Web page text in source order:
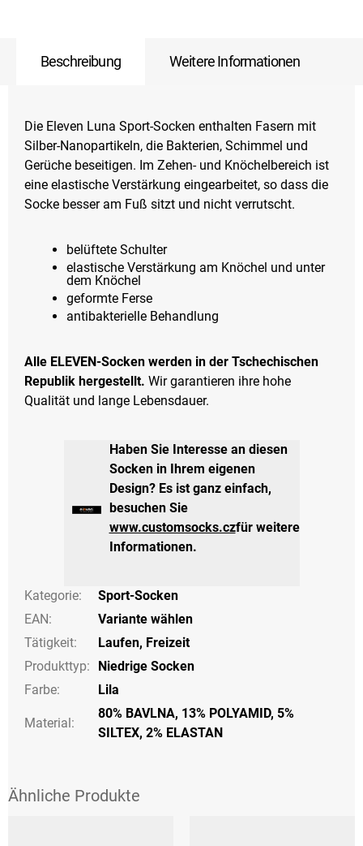
Beschreibung Weitere Informationen
Die Eleven Luna Sport-Socken enthalten Fasern mit
Silber-Nanopartikeln, die Bakterien, Schimmel und
Gerüche beseitigen. Im Zehen- und Knöchelbereich ist
eine elastische Verstärkung eingearbeitet, so dass die
Socke besser am Fuß sitzt und nicht verrutscht.
belüftete Schulter
elastische Verstärkung am Knöchel und unter
dem Knöchel
geformte Ferse
antibakterielle Behandlung
Alle ELEVEN-Socken werden in der Tschechischen
Republik hergestellt. Wir garantieren ihre hohe
Qualität und lange Lebensdauer.
Haben Sie Interesse an diesen
Socken in Ihrem eigenen
Design? Es ist ganz einfach,
besuchen Sie
www.customsocks.czfür weitere
Informationen.
Kategorie:
Sport-Socken
EAN:
Variante wählen
Tätigkeit: Laufen, Freizeit
Produkttyp:
Niedrige Socken
Farbe: Lila
Material:
80% BAVLNA, 13% POLYAMID, 5%
SILTEX, 2% ELASTAN